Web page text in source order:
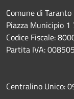
Comune di Taranto
Piazza Municipio
Codice Fiscale:
Partita IVA:
Centralino Unico: